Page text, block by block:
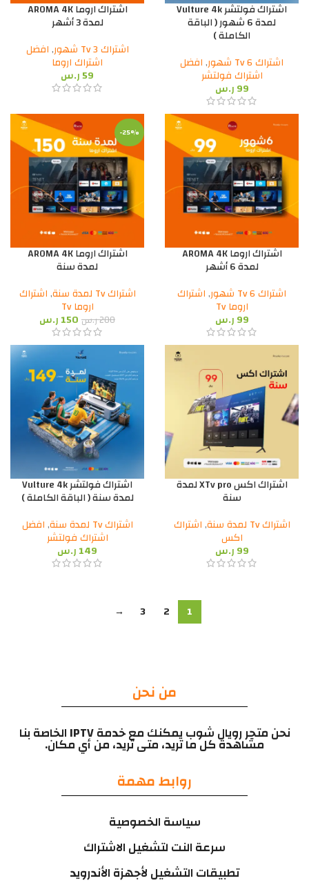
اشتراك فولتشر Vulture 4k
لمدة 6 شهور ( الباقة
الكاملة )
اشتراك Tv 6 شهور
,افضل
اشتراك فولتشر
99ر.س
اشتراك اروما AROMA 4K
لمدة 3 أشهر
اشتراك Tv 3 شهور
,افضل
اشتراك اروما
59ر.س
اشتراك اروما AROMA 4K
لمدة 6 أشهر
اشتراك Tv 6 شهور
,اشتراك
اروما Tv
99ر.س
-25%
اشتراك اروما AROMA 4K
لمدة سنة
اشتراك Tv لمدة سنة
,اشتراك
اروما Tv
200ر.س 150ر.س
اشتراك اكس XTv pro لمدة
سنة
اشتراك Tv لمدة سنة
,اشتراك
اكس
99ر.س
اشتراك فولتشر Vulture 4k
لمدة سنة ( الباقة الكاملة )
اشتراك Tv لمدة سنة
,افضل
اشتراك فولتشر
149ر.س
1
2
3
→
من نحن
نحن متجر رويال شوب يمكنك مع خدمة IPTV الخاصة بنا
مشاهدة كل ما تريد، متى تريد، من أي مكان.
روابط مهمة
سياسة الخصوصية
سرعة النت لتشغيل الاشتراك
تطبيقات التشغيل لأجهزة الأندرويد